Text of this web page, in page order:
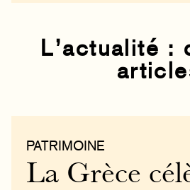
L’actualité :
PATRIMOINE
La Grèce